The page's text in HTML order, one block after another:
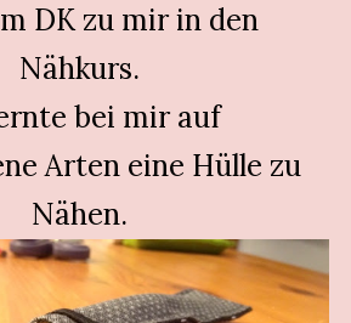
DK zu mir in den
Nähkurs.
bei mir auf
Arten eine Hülle zu
Nähen.